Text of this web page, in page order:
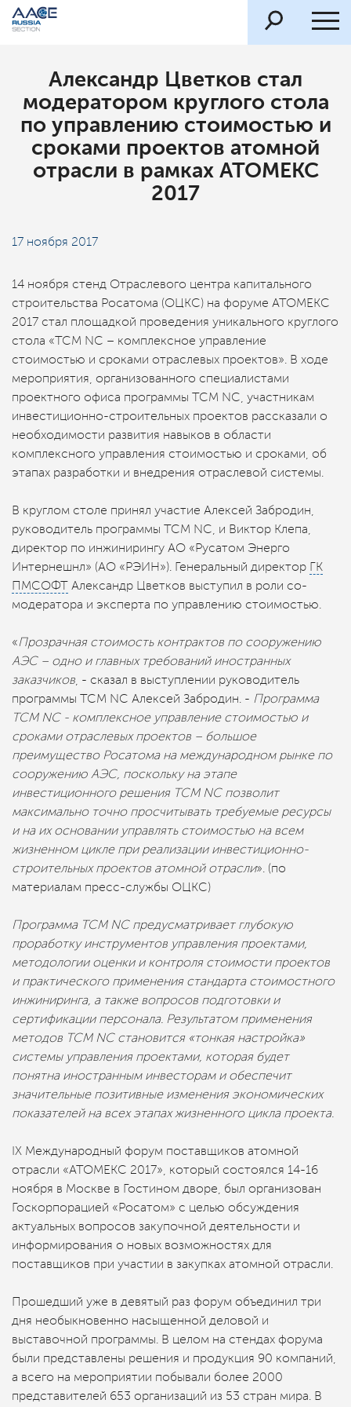
Александр Цветков стал
модератором круглого стола
по управлению стоимостью и
сроками проектов атомной
отрасли в рамках АТОМЕКС
2017
17 ноября 2017
14 ноября стенд Отраслевого центра капитального
строительства Росатома (ОЦКС) на форуме АТОМЕКС
2017 стал площадкой проведения уникального круглого
стола «TCM NC – комплексное управление
стоимостью и сроками отраслевых проектов». В ходе
мероприятия, организованного специалистами
проектного офиса программы TCM NC, участникам
инвестиционно-строительных проектов рассказали о
необходимости развития навыков в области
комплексного управления стоимостью и сроками, об
этапах разработки и внедрения отраслевой системы.
В круглом столе принял участие Алексей Забродин,
руководитель программы TCM NC, и Виктор Клепа,
директор по инжинирингу АО «Русатом Энерго
Интернешнл» (АО «РЭИН»). Генеральный директор ГК
ПМСОФТ Александр Цветков выступил в роли со-
модератора и эксперта по управлению стоимостью.
«Прозрачная стоимость контрактов по сооружению
АЭС – одно и главных требований иностранных
заказчиков , - сказал в выступлении руководитель
программы TCM NC Алексей Забродин. - Программа
TCM NC - комплексное управление стоимостью и
сроками отраслевых проектов – большое
преимущество Росатома на международном рынке по
сооружению АЭС, поскольку на этапе
инвестиционного решения TCM NC позволит
максимально точно просчитывать требуемые ресурсы
и на их основании управлять стоимостью на всем
жизненном цикле при реализации инвестиционно-
строительных проектов атомной отрасли». (по
материалам пресс-службы ОЦКС)
Программа TCM NC предусматривает глубокую
проработку инструментов управления проектами,
методологии оценки и контроля стоимости проектов
и практического применения стандарта стоимостного
инжиниринга, а также вопросов подготовки и
сертификации персонала. Результатом применения
методов TCM NC становится «тонкая настройка»
системы управления проектами, которая будет
понятна иностранным инвесторам и обеспечит
значительные позитивные изменения экономических
показателей на всех этапах жизненного цикла проекта.
IX Международный форум поставщиков атомной
отрасли «АТОМЕКС 2017», который состоялся 14-16
ноября в Москве в Гостином дворе, был организован
Госкорпорацией «Росатом» с целью обсуждения
актуальных вопросов закупочной деятельности и
информирования о новых возможностях для
поставщиков при участии в закупках атомной отрасли.
Прошедший уже в девятый раз форум объединил три
дня необыкновенно насыщенной деловой и
выставочной программы. В целом на стендах форума
были представлены решения и продукция 90 компаний,
а всего на мероприятии побывали более 2000
представителей 653 организаций из 53 стран мира. В